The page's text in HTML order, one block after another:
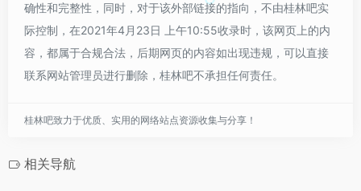
确性和完整性，同时，对于该外部链接的指向，不由桂林吧实
际控制，在2021年4月23日 上午10:55收录时，该网页上的内
容，都属于合规合法，后期网页的内容如出现违规，可以直接
联系网站管理员进行删除，桂林吧不承担任何责任。
桂林吧致力于优质、实用的网络站点资源收集与分享！
相关导航